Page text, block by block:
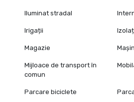
Iluminat stradal
Irigații
Magazie
Mijloace de transport în
comun
Parcare biciclete